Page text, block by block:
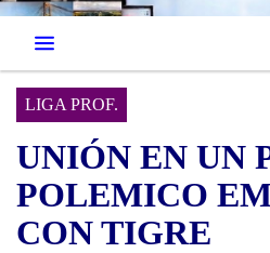
LIGA PROF.
UNIÓN EN UN
POLEMICO
CON TIGRE